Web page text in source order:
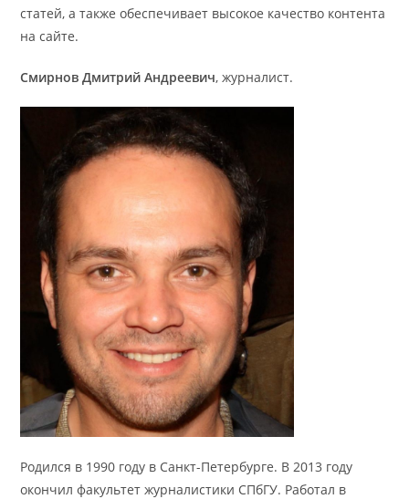
статей, а также обеспечивает высокое качество контента
на сайте.
Смирнов Дмитрий Андреевич, журналист.
Родился в 1990 году в Санкт-Петербурге. В 2013 году
окончил факультет журналистики СПбГУ. Работал в